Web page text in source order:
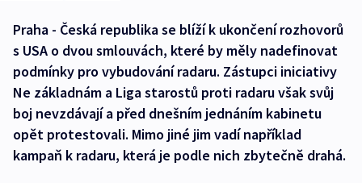
Praha - Česká republika se blíží k ukončení rozhovorů
s USA o dvou smlouvách, které by měly nadefinovat
podmínky pro vybudování radaru. Zástupci iniciativy
Ne základnám a Liga starostů proti radaru však svůj
boj nevzdávají a před dnešním jednáním kabinetu
opět protestovali. Mimo jiné jim vadí například
kampaň k radaru, která je podle nich zbytečně drahá.